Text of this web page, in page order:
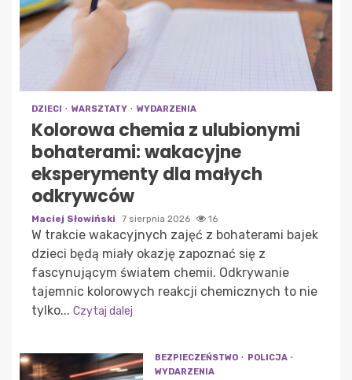
DZIECI WARSZTATY WYDARZENIA
Kolorowa chemia z ulubionymi
bohaterami: wakacyjne
eksperymenty dla małych
odkrywców
Maciej Słowiński 7 sierpnia 2026 16
W trakcie wakacyjnych zajęć z bohaterami bajek
dzieci będą miały okazję zapoznać się z
fascynującym światem chemii. Odkrywanie
tajemnic kolorowych reakcji chemicznych to nie
tylko... Czytaj dalej
BEZPIECZEŃSTWO
POLICJA
WYDARZENIA